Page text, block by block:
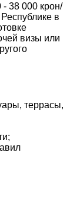
38 000 крон/
в
визы или
террасы,